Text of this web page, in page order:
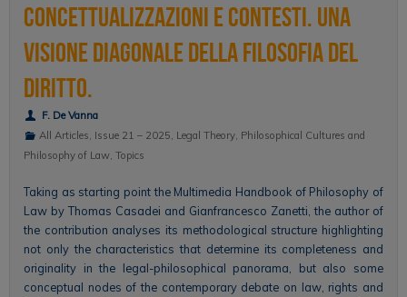
concettualizzazioni e contesti. Una
visione diagonale della filosofia del
diritto.
F. De Vanna
All Articles Issue 21 – 2025 Legal Theory, Philosophical Cultures and
Philosophy of Law Topics
Taking as starting point the Multimedia Handbook of Philosophy of
Law by Thomas Casadei and Gianfrancesco Zanetti, the author of
the contribution analyses its methodological structure highlighting
not only the characteristics that determine its completeness and
originality in the legal-philosophical panorama, but also some
conceptual nodes of the contemporary debate on law, rights and